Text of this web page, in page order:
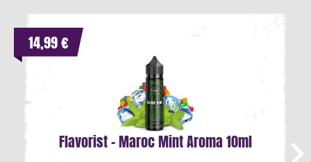
Flavorist - Maroc Mint Aroma 10ml
14,99 €